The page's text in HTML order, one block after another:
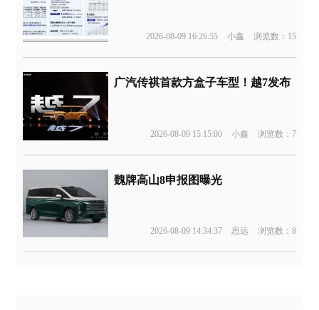
2026-08-09 16:26:55 小鑫 浏览数：15
广汽传祺首款方盒子车型！越7发布
2026-08-09 15:15:00 小鑫 浏览数：7
魏牌高山8申报图曝光
2026-08-09 14:34:37 思远 浏览数：8